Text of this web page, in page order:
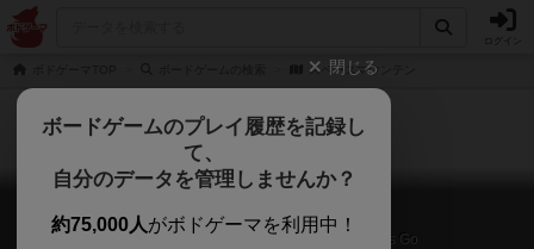
スペースマウンテン
スペースマウンテン
Disney Space Mountain Game: All Systems Go
閉じる
ボードゲームのプレイ履歴を記録し
て、
自分のデータを管理しませんか？
約75,000人がボドゲーマを利用中！